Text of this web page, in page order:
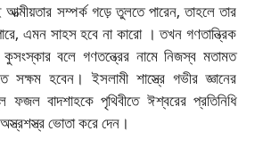
আত্মীয়তার সম্পর্ক গড়ে তুলতে পারেন, তাহলে তার
এমন সাহস হবে না কারো । তখন গণতান্ত্রিক
বলে গণতন্ত্রের নামে নিজস্ব মতামত
সক্ষম হবেন। ইসলামী শাস্ত্রে গভীর জ্ঞানের
বাদশাহকে পৃথিবীতে ঈশ্বরের প্রতিনিধি
ভোতা করে দেন।